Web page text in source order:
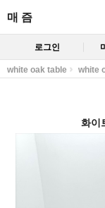
매 즘
로그인
white oak table white
화이